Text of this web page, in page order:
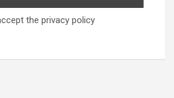
the privacy policy